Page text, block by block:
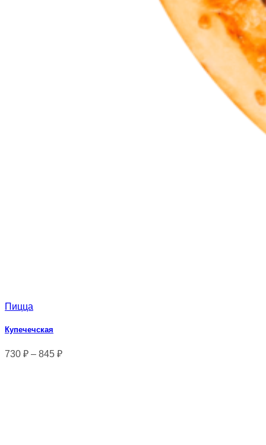
Пицца
Купечечская
730 ₽ – 845 ₽